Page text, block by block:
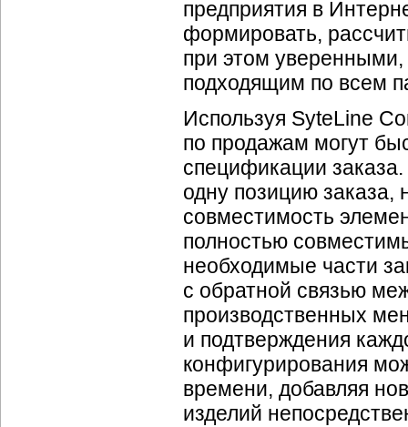
предприятия в
формировать,
при этом уверенными,
подходящим по всем
Используя SyteLine
по продажам могут
спецификации
одну позицию заказа,
совместимость
полностью
необходимые части
с обратной связью
производственных
и подтверждения
конфигурирования
времени, добавляя
изделий